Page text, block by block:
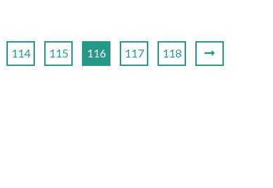
114 115 116 117 118